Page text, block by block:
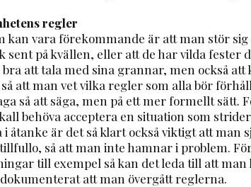
regler
kan vara förekommande är att man stör
sent på kvällen, eller att de har vilda fester
att tala med sina grannar, men också
att man vet vilka regler som alla bör
så att säga, men på ett mer formellt sätt.
behöva acceptera en situation som
i åtanke är det så klart också viktigt att man
så att man inte hamnar i problem.
till exempel så kan det leda till att
att man övergått reglerna.